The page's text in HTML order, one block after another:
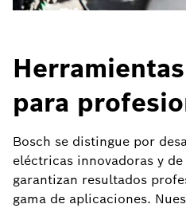
para
Bosch se distingue por
eléctricas innovadoras y
garantizan resultados
gama de aplicaciones.